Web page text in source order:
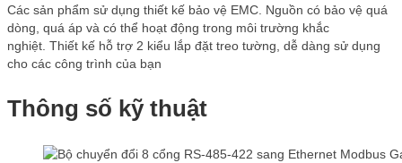
Các sản phẩm sử dụng thiết kế bảo vệ EMC. Nguồn có bảo vệ quá
dòng, quá áp và có thể hoạt động trong môi trường khắc
nghiệt. Thiết kế hỗ trợ 2 kiểu lắp đặt treo tường, dễ dàng sử dụng
cho các công trình của bạn
Thông số kỹ thuật